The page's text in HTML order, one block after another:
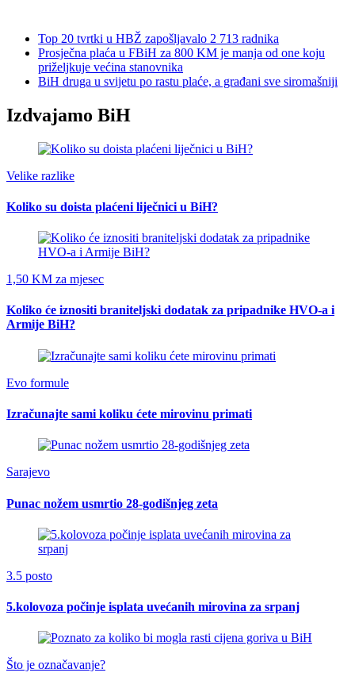
Top 20 tvrtki u HBŽ zapošljavalo 2 713 radnika
Prosječna plaća u FBiH za 800 KM je manja od one koju
priželjkuje većina stanovnika
BiH druga u svijetu po rastu plaće, a građani sve siromašniji
Izdvajamo BiH
Velike razlike
Koliko su doista plaćeni liječnici u BiH?
1,50 KM za mjesec
Koliko će iznositi braniteljski dodatak za pripadnike HVO-a i
Armije BiH?
Evo formule
Izračunajte sami koliku ćete mirovinu primati
Sarajevo
Punac nožem usmrtio 28-godišnjeg zeta
3.5 posto
5.kolovoza počinje isplata uvećanih mirovina za srpanj
Što je označavanje?